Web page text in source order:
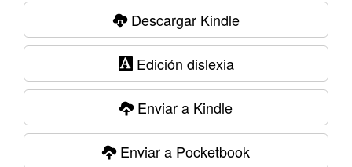
Descargar Kindle
Edición dislexia
Enviar a Kindle
Enviar a Pocketbook